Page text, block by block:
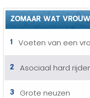
ZOMAAR WAT
1 Voeten van een
2 Asociaal hard
3 Grote neuzen